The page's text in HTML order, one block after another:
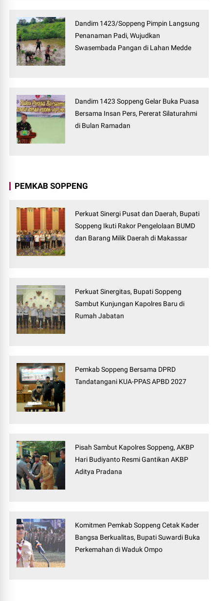
Dandim 1423/Soppeng Pimpin Langsung
Penanaman Padi, Wujudkan
Swasembada Pangan di Lahan Medde
Dandim 1423 Soppeng Gelar Buka Puasa
Bersama Insan Pers, Pererat Silaturahmi
di Bulan Ramadan
PEMKAB SOPPENG
Perkuat Sinergi Pusat dan Daerah, Bupati
Soppeng Ikuti Rakor Pengelolaan BUMD
dan Barang Milik Daerah di Makassar
Perkuat Sinergitas, Bupati Soppeng
Sambut Kunjungan Kapolres Baru di
Rumah Jabatan
Pemkab Soppeng Bersama DPRD
Tandatangani KUA-PPAS APBD 2027
Pisah Sambut Kapolres Soppeng, AKBP
Hari Budiyanto Resmi Gantikan AKBP
Aditya Pradana
Komitmen Pemkab Soppeng Cetak Kader
Bangsa Berkualitas, Bupati Suwardi Buka
Perkemahan di Waduk Ompo